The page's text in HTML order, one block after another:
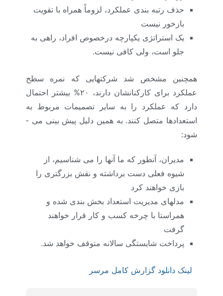
حذف رتبه­ بندی عملکرد، لزوماً همراه با تقویت
بازخور نیست
یک استراتژی یکپارچه درخصوص افراد، راهی به
جلو است، ولی کافی نیست.
همچنین مشخص شد شرکتهایی که نمره سطح
عملکرد برای کارکنانشان دارند، ۲۰% بیشتر احتمال
دارد که عملکرد را به سایر تصمیمات مربوط به
استعدادها متصل کنند. به همین دلیل پیش بینی می ­
شود:
مدیران، آنطور که ما آنها را می­ شناسیم، از
شیوه فعلی دست برداشته و نقش بزرگتری را
بازی خواهند کرد
مدلهای مدیریت استعداد بخش­ بندی شده و
همراستا با چرخه کسب و کار قرار خواهند
گرفت
پرداخت شایستگی سالانه متوقف خواهد شد.
لینک دانلود گزارش کامل مرسر